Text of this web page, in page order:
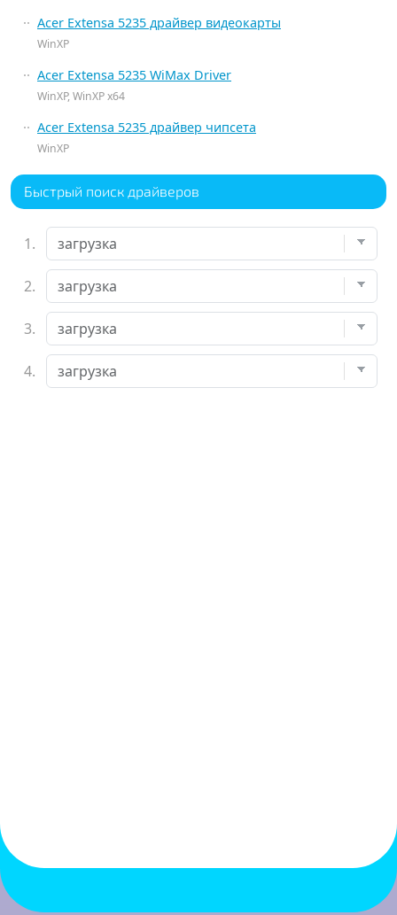
Acer Extensa 5235 драйвер видеокарты
WinXP
Acer Extensa 5235 WiMax Driver
WinXP, WinXP x64
Acer Extensa 5235 драйвер чипсета
WinXP
Быстрый поиск драйверов
1.
2.
3.
4.